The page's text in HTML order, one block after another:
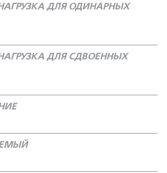
ДЛЯ ОДИНАРНЫХ
ДЛЯ СДВОЕННЫХ